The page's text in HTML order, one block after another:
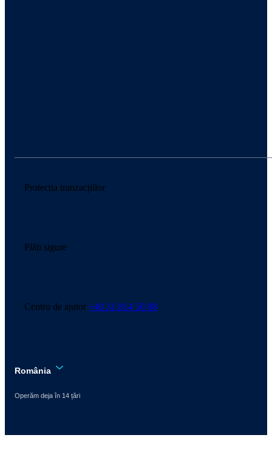
România
Operăm deja în 14 țări
Protecția tranzacțiilor
Plăți sigure
Centru de ajutor +40 31 814 50 08